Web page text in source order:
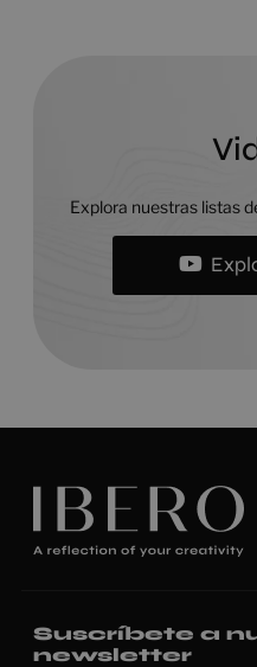
Explora nuestras listas
Suscríbete a
newsletter